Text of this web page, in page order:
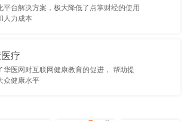
平台解决方案，极大降低了点掌财经的使用
人力成本
疗
华医网对互联网健康教育的促进， 帮助提
众健康水平